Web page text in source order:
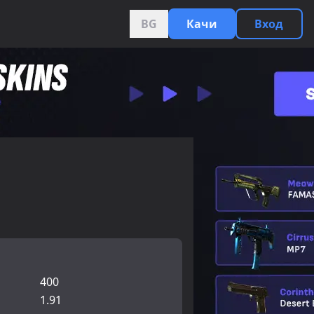
BG Качи Вход
400
1.91